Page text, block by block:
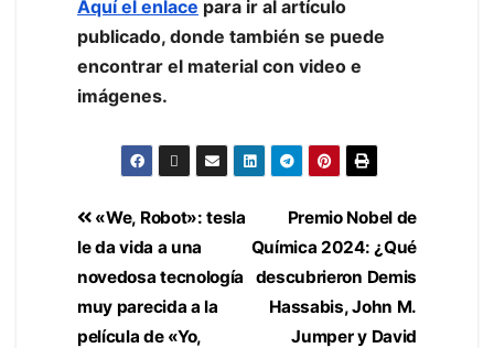
Aquí el enlace para ir al artículo
publicado, donde también se puede
encontrar el material con video e
imágenes.
Premio Nobel de
Química 2024: ¿Qué
descubrieron Demis
Hassabis, John M.
Jumper y David
«We, Robot»: tesla
le da vida a una
novedosa tecnología
muy parecida a la
película de «Yo,